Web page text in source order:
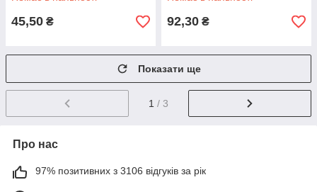
45,50 ₴ 92,30 ₴
Показати ще
1 / 3
Про нас
97% позитивних з 3106 відгуків за рік